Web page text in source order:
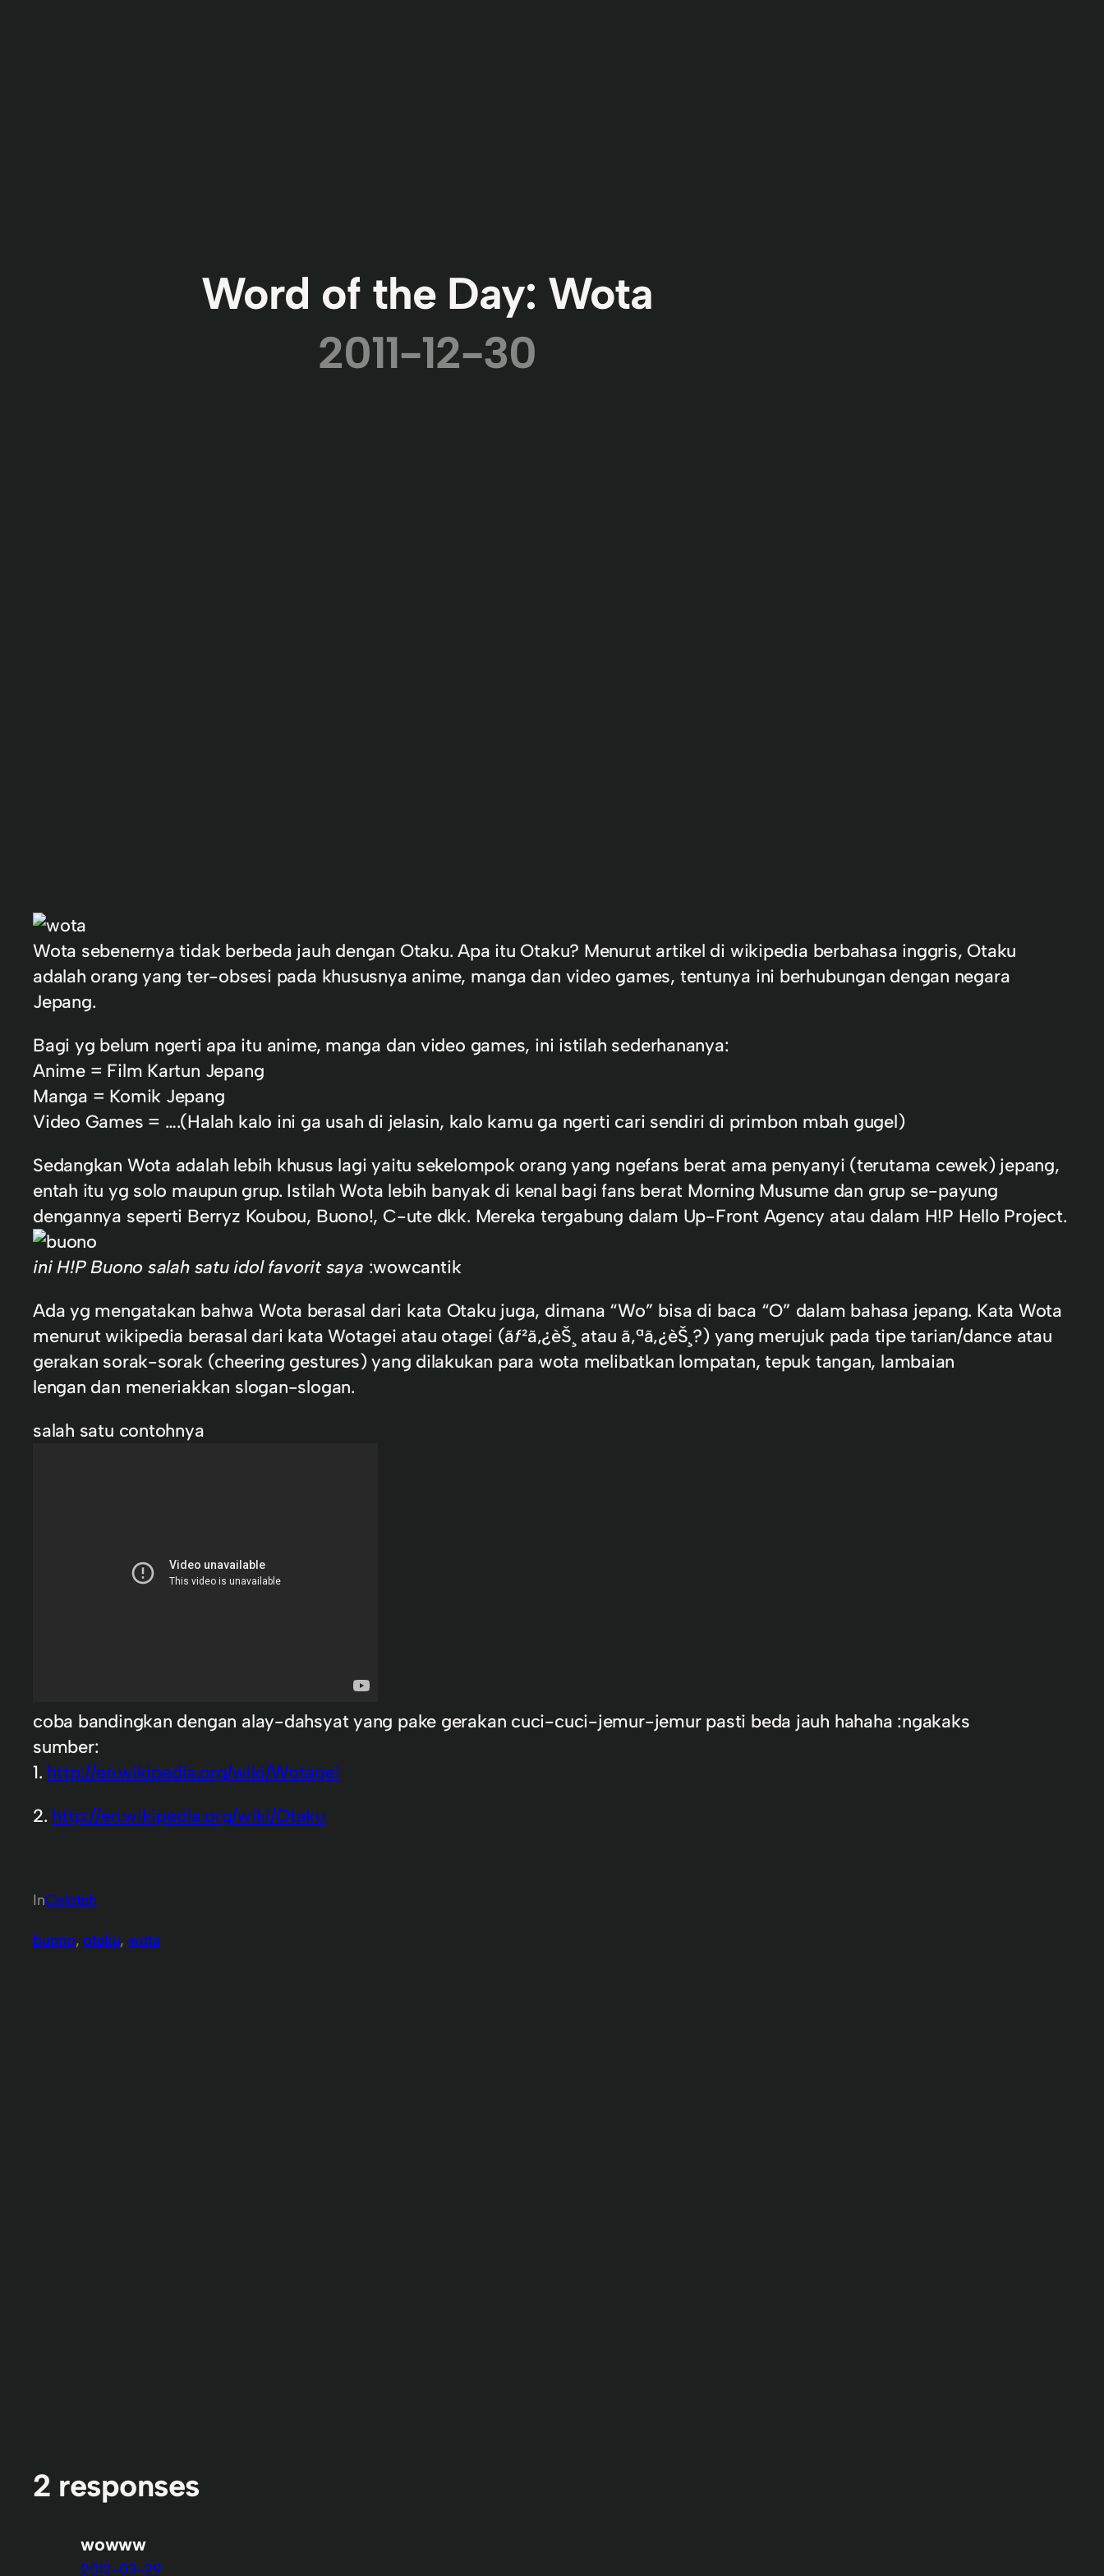
Word of the Day: Wota
2011-12-30
Wota sebenernya tidak berbeda jauh dengan Otaku. Apa itu Otaku? Menurut artikel di wikipedia berbahasa inggris, Otaku
adalah orang yang ter-obsesi pada khususnya anime, manga dan video games, tentunya ini berhubungan dengan negara
Jepang.
Bagi yg belum ngerti apa itu anime, manga dan video games, ini istilah sederhananya:
Anime = Film Kartun Jepang
Manga = Komik Jepang
Video Games = ….(Halah kalo ini ga usah di jelasin, kalo kamu ga ngerti cari sendiri di primbon mbah gugel)
Sedangkan Wota adalah lebih khusus lagi yaitu sekelompok orang yang ngefans berat ama penyanyi (terutama cewek) jepang,
entah itu yg solo maupun grup. Istilah Wota lebih banyak di kenal bagi fans berat Morning Musume dan grup se-payung
dengannya seperti Berryz Koubou, Buono!, C-ute dkk. Mereka tergabung dalam Up-Front Agency atau dalam H!P Hello Project.
ini H!P Buono salah satu idol favorit saya :wowcantik
Ada yg mengatakan bahwa Wota berasal dari kata Otaku juga, dimana “Wo” bisa di baca “O” dalam bahasa jepang. Kata Wota
menurut wikipedia berasal dari kata Wotagei atau otagei (ãƒ²ã‚¿èŠ¸ atau ã‚ªã‚¿èŠ¸?) yang merujuk pada tipe tarian/dance atau
gerakan sorak-sorak (cheering gestures) yang dilakukan para wota melibatkan lompatan, tepuk tangan, lambaian
lengan dan meneriakkan slogan-slogan.
salah satu contohnya
coba bandingkan dengan alay-dahsyat yang pake gerakan cuci-cuci-jemur-jemur pasti beda jauh hahaha :ngakaks
sumber:
1. http://en.wikipedia.org/wiki/Wotagei
2. http://en.wikipedia.org/wiki/Otaku
InCeloteh
buono, otaku, wota
2 responses
wowww
2012-03-29